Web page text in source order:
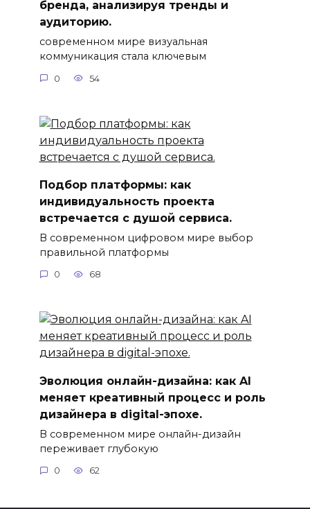
бренда, анализируя тренды и
аудиторию.
современном мире визуальная
коммуникация стала ключевым
0 54
Подбор платформы: как
индивидуальность проекта
встречается с душой сервиса.
В современном цифровом мире выбор
правильной платформы
0 68
Эволюция онлайн-дизайна: как AI
меняет креативный процесс и роль
дизайнера в digital-эпохе.
В современном мире онлайн-дизайн
переживает глубокую
0 62